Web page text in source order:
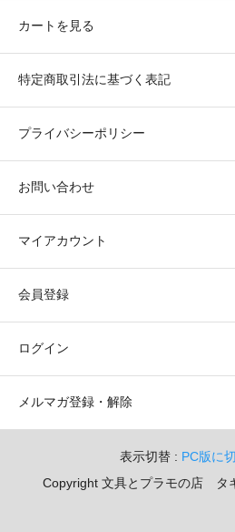
カートを見る
特定商取引法に基づく表記
プライバシーポリシー
お問い合わせ
マイアカウント
会員登録
ログイン
メルマガ登録・解除
表示切替 : PC版に
Copyright 文具とプラモの店 タ